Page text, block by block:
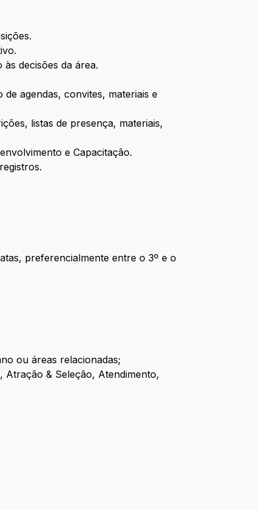
decisões da área.
agendas, convites, materiais e
listas de presença, materiais,
e Capacitação.
preferencialmente entre o 3º e o
ou áreas relacionadas;
Atração & Seleção, Atendimento,